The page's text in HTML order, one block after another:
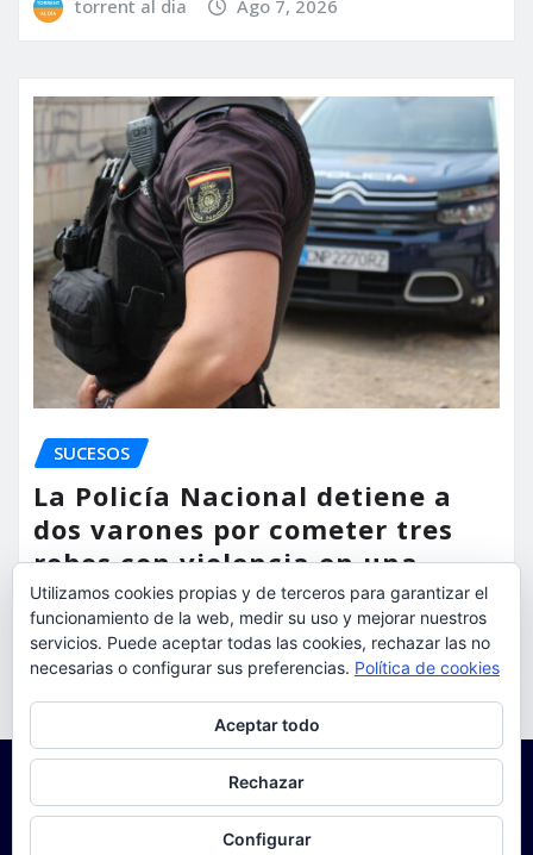
torrent al dia Ago 7, 2026
SUCESOS
La Policía Nacional detiene a
dos varones por cometer tres
robos con violencia en una
misma mañana
torrent al dia Ago 7, 2026
Utilizamos cookies propias y de terceros para garantizar el
funcionamiento de la web, medir su uso y mejorar nuestros
servicios. Puede aceptar todas las cookies, rechazar las no
necesarias o configurar sus preferencias. Política de cookies
Aceptar todo
Rechazar
Configurar
Para obtener más información, incluido cómo gestionar las cookies,